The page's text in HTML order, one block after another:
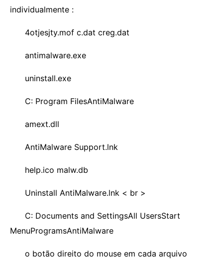
individualmente :
4otjesjty.mof c.dat creg.dat
antimalware.exe
uninstall.exe
C: Program FilesAntiMalware
amext.dll
AntiMalware Support.lnk
help.ico malw.db
Uninstall AntiMalware.lnk < br >
C: Documents and SettingsAll UsersStart
MenuProgramsAntiMalware
o botão direito do mouse em cada arquivo